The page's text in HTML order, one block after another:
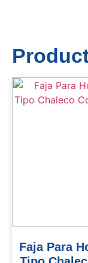
Faja Para Hombre